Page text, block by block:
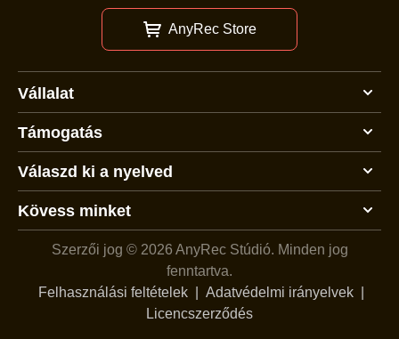
AnyRec Store
Vállalat
Támogatás
Válaszd ki a nyelved
Kövess minket
Szerzői jog © 2026 AnyRec Stúdió. Minden jog
fenntartva.
Felhasználási feltételek
Adatvédelmi irányelvek
Licencszerződés